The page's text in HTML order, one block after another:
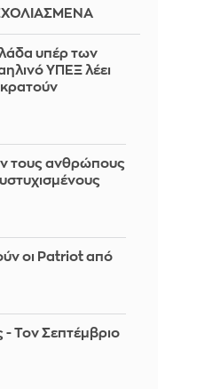
υπέρ των
ΥΠΕΞ λέει
κρατούν
τους ανθρώπους
οι Patriot από
- Τον Σεπτέμβριο